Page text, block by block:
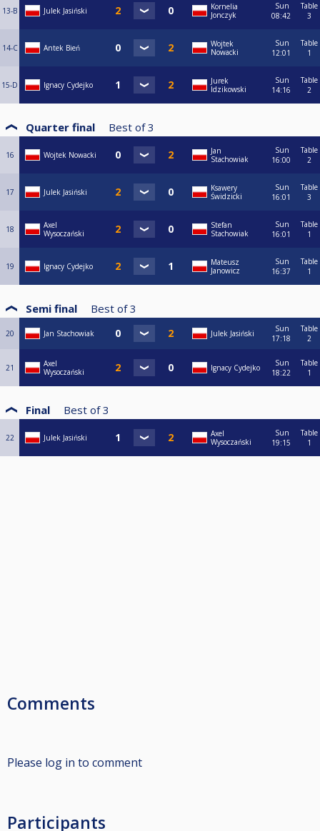
13-B Julek Jasiński
Kornelia
Jonczyk
Sun
08:42
Table
3
14-C Antek Bień
Wojtek
Nowacki
Sun
12:01
Table
1
15-D Ignacy Cydejko
Jurek
Idzikowski
Sun
14:16
Table
2
Quarter final Best of 3
16 Wojtek Nowacki
Jan
Stachowiak
Sun
16:00
Table
2
17 Julek Jasiński
Ksawery
Świdzicki
Sun
16:01
Table
3
18
Axel
Wysoczański
Stefan
Stachowiak
Sun
16:01
Table
1
19 Ignacy Cydejko
Mateusz
Janowicz
Sun
16:37
Table
1
Semi final Best of 3
20 Jan Stachowiak Julek Jasiński
Sun
17:18
Table
2
21
Axel
Wysoczański
Ignacy Cydejko
Sun
18:22
Table
1
Final Best of 3
22 Julek Jasiński
Axel
Wysoczański
Sun
19:15
Table
1
Comments
Please log in to comment
Participants